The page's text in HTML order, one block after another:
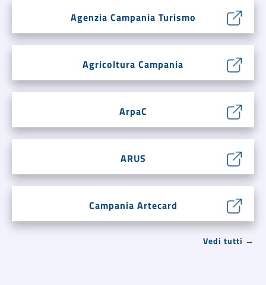
Agenzia Campania Turismo
Agricoltura Campania
ArpaC
ARUS
Campania Artecard
Vedi tutti →